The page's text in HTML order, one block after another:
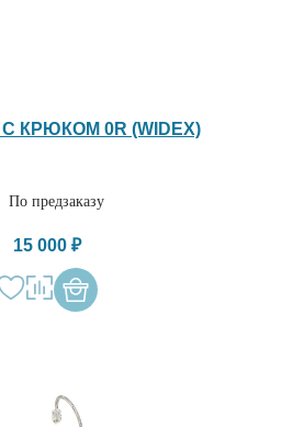
КРЮКОМ 0R (WIDEX)
По предзаказу
15 000 ₽